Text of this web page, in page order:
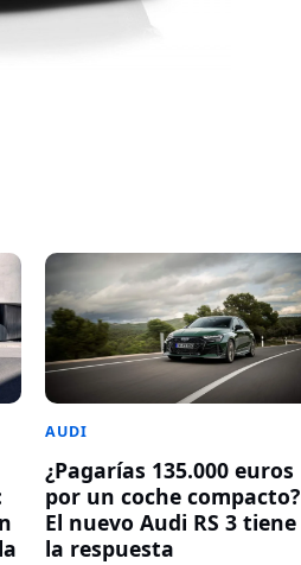
AUDI
¿Pagarías 135.000 euros
por un coche compacto?
El nuevo Audi RS 3 tiene
la respuesta